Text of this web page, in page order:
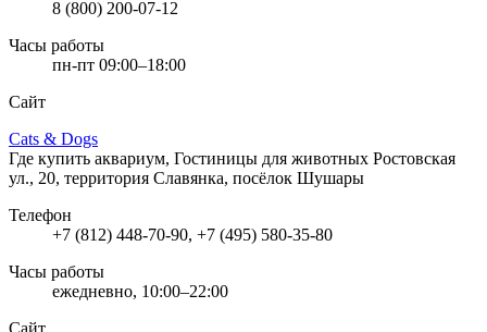
8 (800) 200-07-12
Часы работы
пн-пт 09:00–18:00
Сайт
Cats & Dogs
Где купить аквариум, Гостиницы для животных Ростовская
ул., 20, территория Славянка, посёлок Шушары
Телефон
+7 (812) 448-70-90, +7 (495) 580-35-80
Часы работы
ежедневно, 10:00–22:00
Сайт